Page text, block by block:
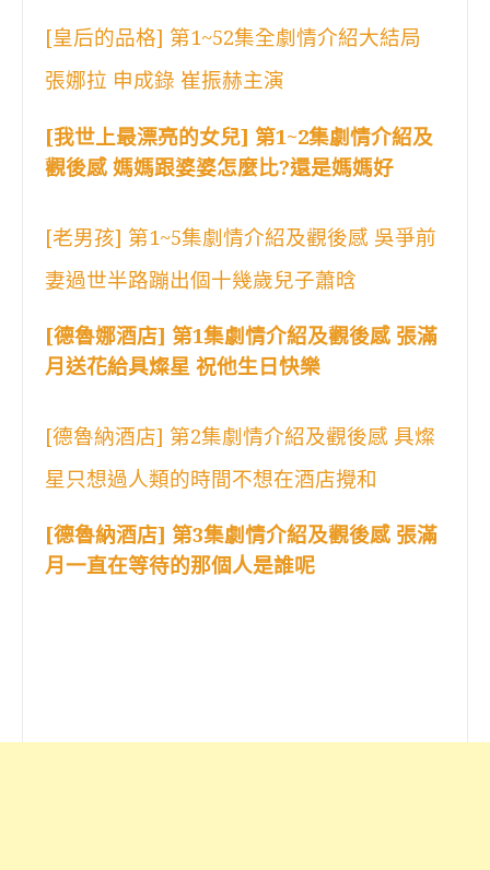
[皇后的品格] 第1~52集全劇情介紹大結局
張娜拉 申成錄 崔振赫主演
[我世上最漂亮的女兒] 第1~2集劇情介紹及
觀後感 媽媽跟婆婆怎麼比?還是媽媽好
[老男孩] 第1~5集劇情介紹及觀後感 吳爭前
妻過世半路蹦出個十幾歲兒子蕭晗
[德魯娜酒店] 第1集劇情介紹及觀後感 張滿
月送花給具燦星 祝他生日快樂
[德魯納酒店] 第2集劇情介紹及觀後感 具燦
星只想過人類的時間不想在酒店攪和
[德魯納酒店] 第3集劇情介紹及觀後感 張滿
月一直在等待的那個人是誰呢